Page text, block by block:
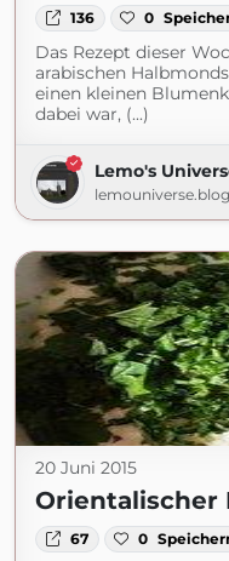
136 0
Das Rezept dieser
arabischen
einen kleinen
dabei war, (...)
Lemo's
20 Juni 2015
Orientalischer
67 0